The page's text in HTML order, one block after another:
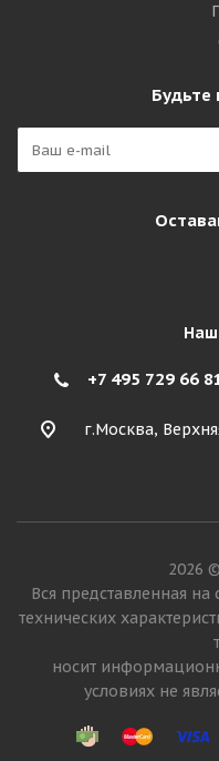
Будьте
+7 495 729 66
г.Москва,
2026
Вся представленная
технических
носит
условиях не